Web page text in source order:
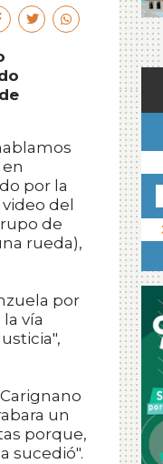
por la
del
de
rueda),
por
vía
un
porque,
sucedió".